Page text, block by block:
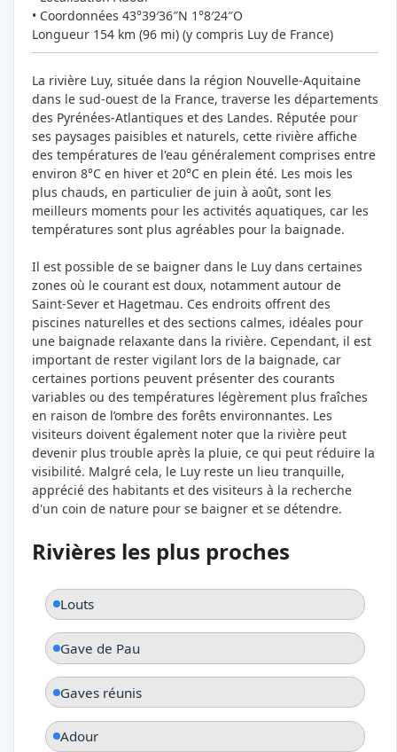
• Coordonnées 43°39′36″N 1°8′24″O
Longueur 154 km (96 mi) (y compris Luy de France)
La rivière Luy, située dans la région Nouvelle-Aquitaine
dans le sud-ouest de la France, traverse les départements
des Pyrénées-Atlantiques et des Landes. Réputée pour
ses paysages paisibles et naturels, cette rivière affiche
des températures de l'eau généralement comprises entre
environ 8°C en hiver et 20°C en plein été. Les mois les
plus chauds, en particulier de juin à août, sont les
meilleurs moments pour les activités aquatiques, car les
températures sont plus agréables pour la baignade.
Il est possible de se baigner dans le Luy dans certaines
zones où le courant est doux, notamment autour de
Saint-Sever et Hagetmau. Ces endroits offrent des
piscines naturelles et des sections calmes, idéales pour
une baignade relaxante dans la rivière. Cependant, il est
important de rester vigilant lors de la baignade, car
certaines portions peuvent présenter des courants
variables ou des températures légèrement plus fraîches
en raison de l’ombre des forêts environnantes. Les
visiteurs doivent également noter que la rivière peut
devenir plus trouble après la pluie, ce qui peut réduire la
visibilité. Malgré cela, le Luy reste un lieu tranquille,
apprécié des habitants et des visiteurs à la recherche
d'un coin de nature pour se baigner et se détendre.
Rivières les plus proches
Louts
Gave de Pau
Gaves réunis
Adour